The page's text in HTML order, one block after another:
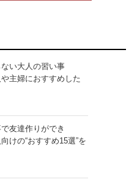
い大人の習い事
主婦におすすめした
友達作りができ
けの“おすすめ15選”を